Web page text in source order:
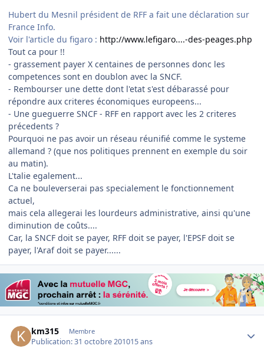
Hubert du Mesnil président de RFF a fait une déclaration sur
France Info.
Voir l'article du figaro : http://www.lefigaro....-des-peages.php
Tout ca pour !!
- grassement payer X centaines de personnes donc les
competences sont en doublon avec la SNCF.
- Rembourser une dette dont l'etat s'est débarassé pour
répondre aux criteres économiques europeens...
- Une gueguerre SNCF - RFF en rapport avec les 2 criteres
précedents ?
Pourquoi ne pas avoir un réseau réunifié comme le systeme
allemand ? (que nos politiques prennent en exemple du soir
au matin).
L'talie egalement...
Ca ne bouleverserai pas specialement le fonctionnement
actuel,
mais cela allegerai les lourdeurs administrative, ainsi qu'une
diminution de coûts....
Car, la SNCF doit se payer, RFF doit se payer, l'EPSF doit se
payer, l'Araf doit se payer......
km315 Membre
Publication:31 octobre 201015 ans